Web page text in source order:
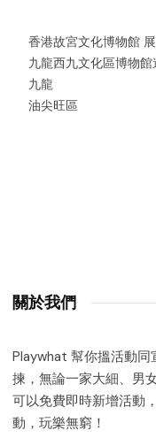
香港故宮文化博物館
九龍西九文化區博物館
九龍
油尖旺區
關於我們
Playwhat 幫你搵活動
揀，無論一家大細、男
可以免費即時新增活動
動，玩樂無窮！